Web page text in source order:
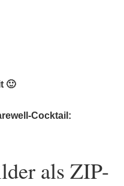
🙂
Cocktail:
als ZIP-